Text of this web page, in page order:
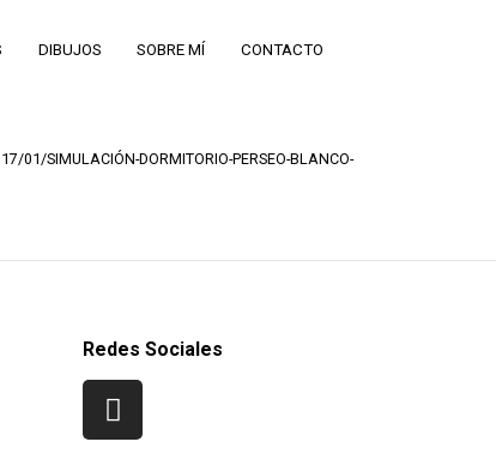
DIBUJOS SOBRE MÍ CONTACTO
SIMULACIÓN-DORMITORIO-PERSEO-BLANCO-
Redes Sociales